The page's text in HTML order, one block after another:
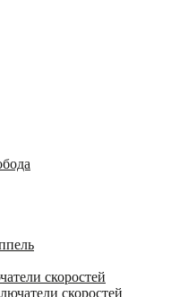
скоростей
скоростей